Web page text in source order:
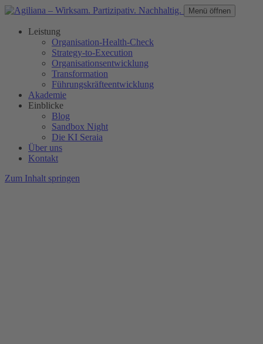
Menü öffnen
Leistung
Organisation-Health-Check
Strategy-to-Execution
Organisationsentwicklung
Transformation
Führungskräfteentwicklung
Akademie
Einblicke
Blog
Sandbox Night
Die KI Seraia
Über uns
Kontakt
Zum Inhalt springen